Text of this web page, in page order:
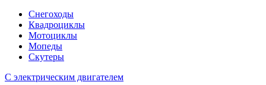
Снегоходы
Квадроциклы
Мотоциклы
Мопеды
Скутеры
С электрическим двигателем